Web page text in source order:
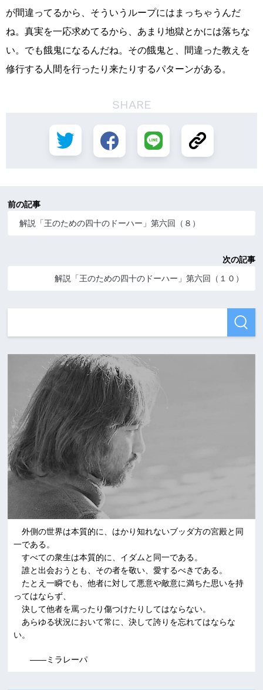
が間違ってるから、そういうループにはまっちゃうんだ
ね。真実を一応求めてるから、あまり地獄とかには落ちな
い。でも餓鬼になるんだね。その餓鬼と、間違った教えを
修行する人間を行ったり来たりするパターンがある。
SHARE
前の記事
解説「王のための四十のドーハー」第六回（８）
次の記事
解説「王のための四十のドーハー」第六回（１０）
外側の世界は本質的に、はかり知れないブッダ方の宮殿と同
一である。
すべての衆生は本質的に、イダムと同一である。
誰と出会おうとも、その者を敬い、愛するべきである。
たとえ一瞬でも、他者に対して悪意や敵意に満ちた思いを持
ってはならず、
決して他者を罵ったり傷つけたりしてはならない。
あらゆる状況において常に、決して誇りを忘れてはならな
い。
――ミラレーパ